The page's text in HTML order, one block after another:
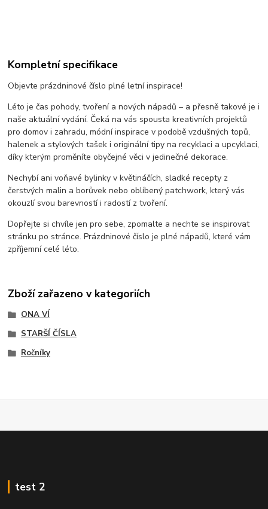
Kompletní specifikace
Objevte prázdninové číslo plné letní inspirace!
Léto je čas pohody, tvoření a nových nápadů – a přesně takové je i
naše aktuální vydání. Čeká na vás spousta kreativních projektů
pro domov i zahradu, módní inspirace v podobě vzdušných topů,
halenek a stylových tašek i originální tipy na recyklaci a upcyklaci,
díky kterým proměníte obyčejné věci v jedinečné dekorace.
Nechybí ani voňavé bylinky v květináčích, sladké recepty z
čerstvých malin a borůvek nebo oblíbený patchwork, který vás
okouzlí svou barevností i radostí z tvoření.
Dopřejte si chvíle jen pro sebe, zpomalte a nechte se inspirovat
stránku po stránce. Prázdninové číslo je plné nápadů, které vám
zpříjemní celé léto.
Zboží zařazeno v kategoriích
ONA VÍ
STARŠÍ ČÍSLA
Ročníky
test 2